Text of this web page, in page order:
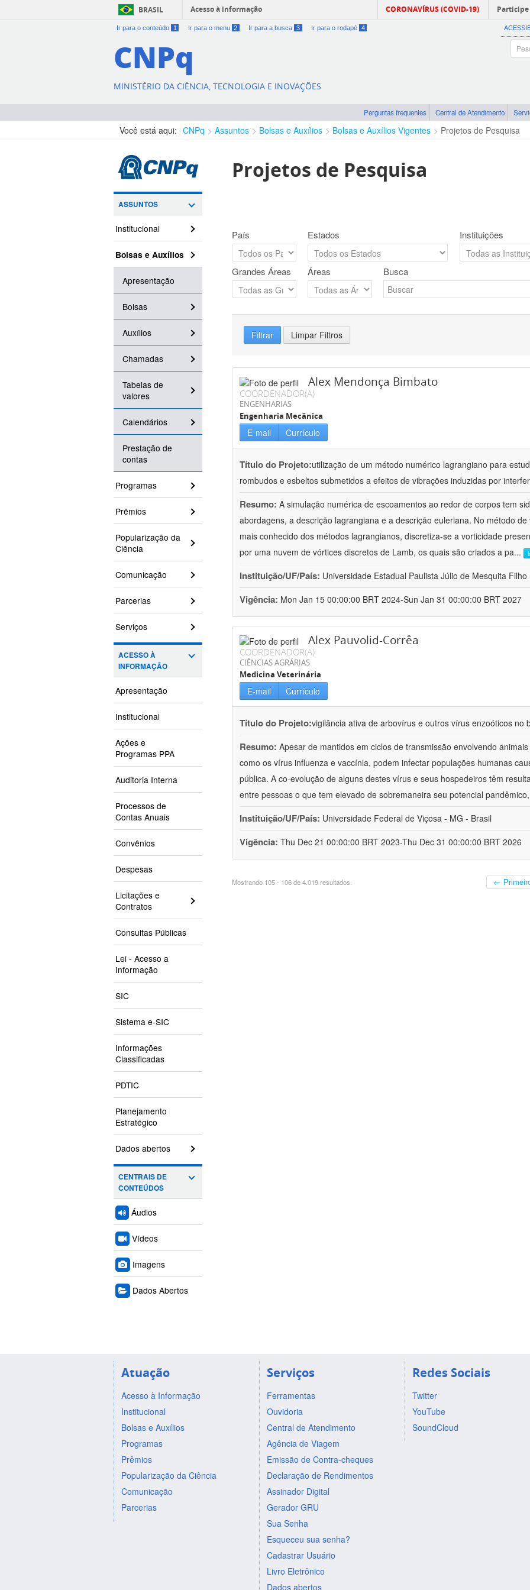
BRASIL Acesso à informação CORONAVÍRUS (COVID-19) Participe
Ir para o conteúdo 1 Ir para o menu 2 Ir para a busca 3 Ir para o rodapé 4
CNPq
MINISTÉRIO DA CIÊNCIA, TECNOLOGIA E INOVAÇÕES
Perguntas frequentes Central de Atendimento
Você está aqui: CNPq Assuntos Bolsas e Auxílios Bolsas e Auxílios Vigentes Projetos de Pesquisa
ASSUNTOS
Institucional
Bolsas e Auxílios
Apresentação
Bolsas
Auxílios
Chamadas
Tabelas de
valores
Calendários
Prestação de
contas
Programas
Prêmios
Popularização da
Ciência
Comunicação
Parcerias
Serviços
ACESSO À
INFORMAÇÃO
Apresentação
Institucional
Ações e
Programas PPA
Auditoria Interna
Processos de
Contas Anuais
Convênios
Despesas
Licitações e
Contratos
Consultas Públicas
Lei - Acesso a
Informação
SIC
Sistema e-SIC
Informações
Classificadas
PDTIC
Planejamento
Estratégico
Dados abertos
CENTRAIS DE
CONTEÚDOS
Áudios
Vídeos
Imagens
Dados Abertos
Projetos de Pesquisa
País Estados Instituições
Grandes Áreas Áreas Busca
Filtrar Limpar Filtros
Alex Mendonça Bimbato
COORDENADOR(A)
ENGENHARIAS
Engenharia Mecânica
E-mail Currículo
Título do Projeto:utilização de um método numérico lagrangiano para
rombudos e esbeltos submetidos a efeitos de vibrações induzidas por
Resumo: A simulação numérica de escoamentos ao redor de corpos tem
abordagens, a descrição lagrangiana e a descrição euleriana. No método
mais conhecido dos métodos lagrangianos, discretiza-se a vorticidade
por uma nuvem de vórtices discretos de Lamb, os quais são criados a pa...
Instituição/UF/País: Universidade Estadual Paulista Júlio de Mesquita Filho
Vigência: Mon Jan 15 00:00:00 BRT 2024-Sun Jan 31 00:00:00 BRT 2027
Alex Pauvolid-Corrêa
COORDENADOR(A)
CIÊNCIAS AGRÁRIAS
Medicina Veterinária
E-mail Currículo
Título do Projeto:vigilância ativa de arbovírus e outros vírus enzoóticos no
Resumo: Apesar de mantidos em ciclos de transmissão envolvendo
como os vírus influenza e vaccínia, podem infectar populações humanas
pública. A co-evolução de alguns destes vírus e seus hospedeiros têm
entre pessoas o que tem elevado de sobremaneira seu potencial pandêmico,
Instituição/UF/País: Universidade Federal de Viçosa - MG - Brasil
Vigência: Thu Dec 21 00:00:00 BRT 2023-Thu Dec 31 00:00:00 BRT 2026
Mostrando 105 - 106 de 4.019 resultados. ←
Atuação
Acesso à Informação
Institucional
Bolsas e Auxílios
Programas
Prêmios
Popularização da Ciência
Comunicação
Parcerias
Serviços
Ferramentas
Ouvidoria
Central de Atendimento
Agência de Viagem
Emissão de Contra-cheques
Declaração de Rendimentos
Assinador Digital
Gerador GRU
Sua Senha
Esqueceu sua senha?
Cadastrar Usuário
Livro Eletrônico
Dados abertos
Redes Sociais
Twitter
YouTube
SoundCloud